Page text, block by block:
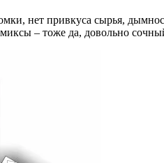
нет привкуса сырья,
– тоже да, довольно